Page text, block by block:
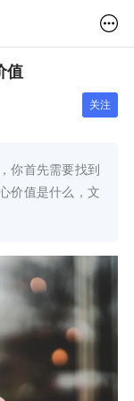
值
关注
你首先需要找到
价值是什么，文